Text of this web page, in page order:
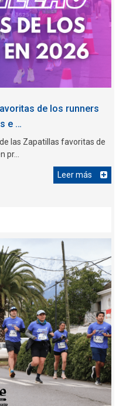
de los runners
e …
las Zapatillas favoritas de
Leer más